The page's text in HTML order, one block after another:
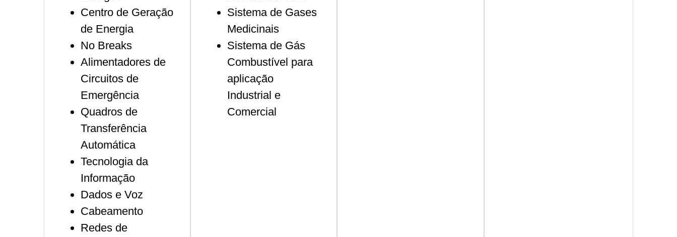
Centro de Geração
de Energia
No Breaks
Alimentadores de
Circuitos de
Emergência
Quadros de
Transferência
Automática
Tecnologia da
Informação
Dados e Voz
Cabeamento
Redes de
Sistema de Gases
Medicinais
Sistema de Gás
Combustível para
aplicação
Industrial e
Comercial